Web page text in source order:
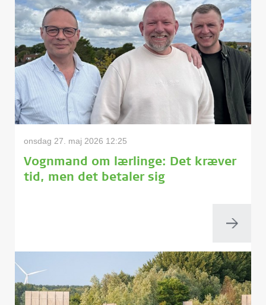
onsdag 27. maj 2026 12:25
Vognmand om lærlinge: Det kræver
tid, men det betaler sig